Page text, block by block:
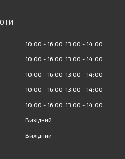
10:00 16:00 13:00 14:00
10:00 16:00 13:00 14:00
10:00 16:00 13:00 14:00
10:00 16:00 13:00 14:00
10:00 16:00 13:00 14:00
Вихідний
Вихідний